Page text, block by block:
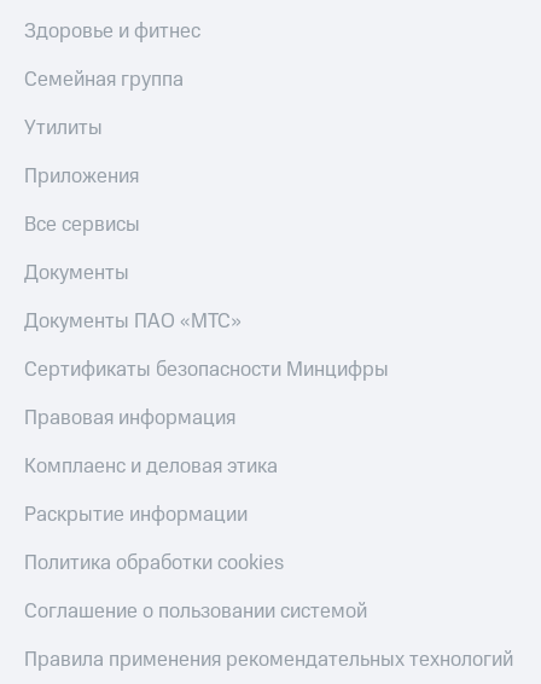
доход 15%
Платежи
номер
автоплатежа
Пополнить
другого
интернета
ТВ
Переводы
с
телефона
на карту
МТС Pay
покупке
МТС
Здоровье и фитнес
Семейная группа
Утилиты
Приложения
Все сервисы
Документы
Документы ПАО «МТС»
Сертификаты безопасности Минцифры
Правовая информация
Комплаенс и деловая этика
Раскрытие информации
Политика обработки cookies
Соглашение о пользовании системой
Правила применения рекомендательных технологий